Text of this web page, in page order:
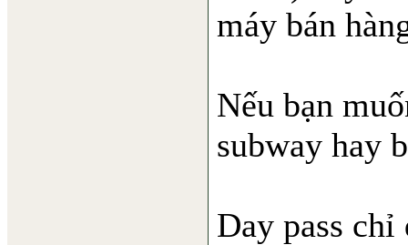
máy bán
Nếu bạn
subway hay
Day pass